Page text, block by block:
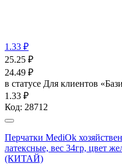
1.33 ₽
25.25 ₽
24.49 ₽
в статусе Для клиентов
1.33 ₽
Код: 28712
Перчатки MediOk
латексные, вес 34гр, цвет
(КИТАЙ)